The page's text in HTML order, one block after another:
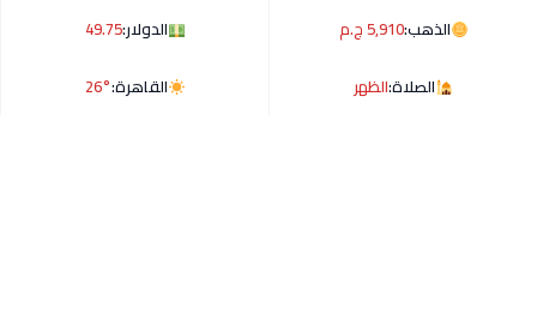
الذهب:5,910 ج.م الدولار:49.75
الصلاة:الظهر القاهرة:26°